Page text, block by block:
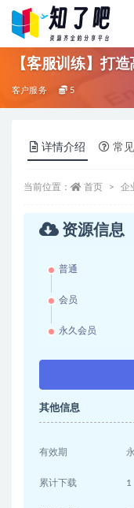
【客服训练】打
客户服务 5
详情介绍 常
当前位置： 首页 企
资源信息
普通
会员
永久会员
其他信息
有效期
累计下载 1
全部